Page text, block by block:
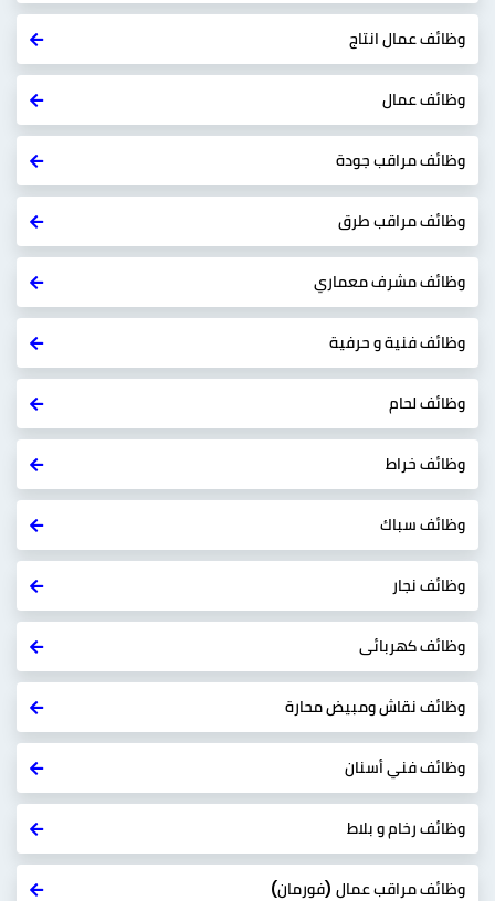
وظائف عمال انتاج
وظائف عمال
وظائف مراقب جودة
وظائف مراقب طرق
وظائف مشرف معماري
وظائف فنية و حرفية
وظائف لحام
وظائف خراط
وظائف سباك
وظائف نجار
وظائف كهربائى
وظائف نقاش ومبيض محارة
وظائف فني أسنان
وظائف رخام و بلاط
وظائف مراقب عمال (فورمان)